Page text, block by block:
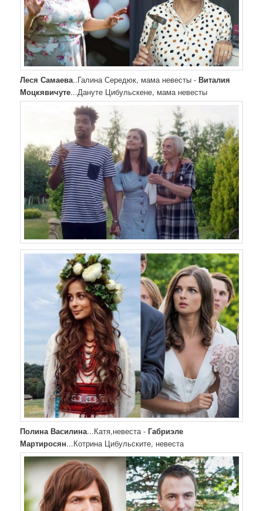
Леся Самаева..Галина Середюк, мама невесты -Виталия
Моцкявичуте...Дануте Цибульскене, мама невесты
Полина Василина...Катя,невеста -Габриэле
Мартиросян...Котрина Цибульските, невеста